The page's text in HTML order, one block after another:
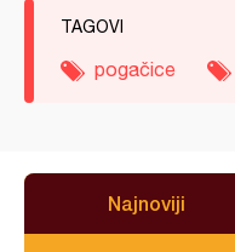
TAGOVI
pogačice
Najnoviji